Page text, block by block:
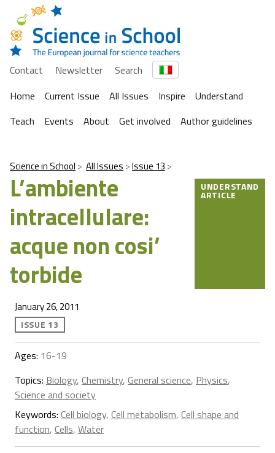
Contact Newsletter
Search
Home
Current Issue All Issues Inspire
Understand
Teach
Events About Get involved Author guidelines
Science in School All Issues Issue 13
L’ambiente
intracellulare:
acque non cosi’
torbide
UNDERSTAND
ARTICLE
January 26, 2011
ISSUE 13
Ages: 16-19
Topics: Biology, Chemistry, General science, Physics,
Science and society
Keywords: Cell biology, Cell metabolism, Cell shape and
function, Cells, Water